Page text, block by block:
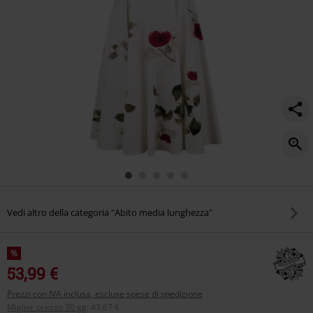
Vedi altro della categoria "Abito media lunghezza"
%
53,99 €
Prezzi con IVA inclusa, escluse spese di spedizione
Miglior prezzo 30 gg
43,67 €